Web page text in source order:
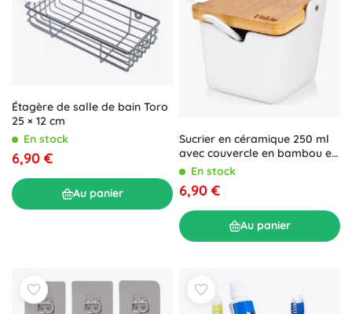
Étagère de salle de bain Toro
25 × 12 cm
En stock
6,90 €
Au panier
Sucrier en céramique 250 ml
avec couvercle en bambou et
cuillère
En stock
6,90 €
Au panier